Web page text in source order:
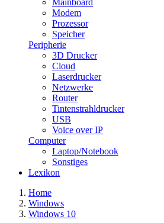
Modem
Prozessor
Speicher
Peripherie
3D Drucker
Cloud
Laserdrucker
Netzwerke
Router
Tintenstrahldrucker
USB
Voice over IP
Computer
Laptop/Notebook
Sonstiges
Lexikon
Home
Windows
Windows 10